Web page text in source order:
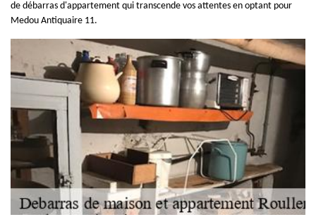
de débarras d'appartement qui transcende vos attentes en optant pour
Medou Antiquaire 11.